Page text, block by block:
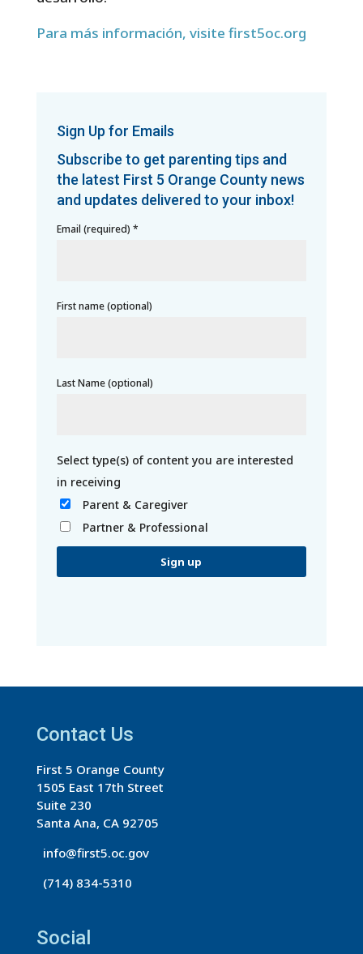
Para más información, visite first5oc.org
Sign Up for Emails
Subscribe to get parenting tips and
the latest First 5 Orange County news
and updates delivered to your inbox!
Email (required) *
First name (optional)
Last Name (optional)
Parent & Caregiver
Partner & Professional
t
n
C
o
n
t
c
U
Contact Us
First 5 Orange County
1505 East 17th Street
Suite 230
Santa Ana, CA 92705
info@first5.oc.gov
(714) 834-5310
Social